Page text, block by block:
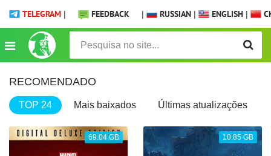
TELEGRAM | FEEDBACK | RUSSIAN | ENGLISH |
RECOMENDADO
TOP 24 Mais baixados Últimas atualizações
69.04 GB 10.85 GB